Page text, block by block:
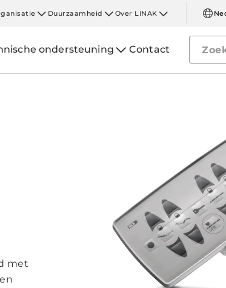
Duurzaamheid Over LINAK
ondersteuning Contact
met